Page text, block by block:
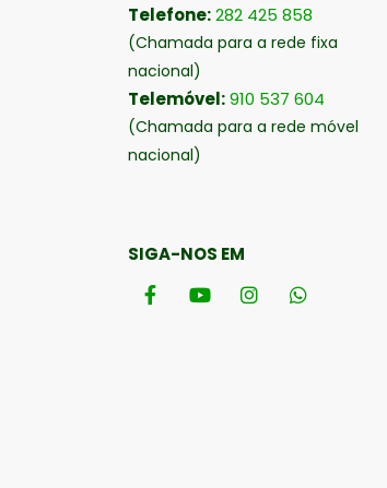
Telefone:282 425 858
(Chamada para a rede fixa
nacional)
Telemóvel:910 537 604
(Chamada para a rede móvel
nacional)
SIGA-NOS EM